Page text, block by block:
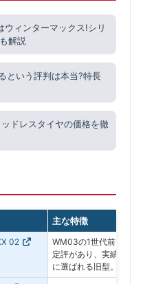
ウィンターマックス!シリ
解説
という評判は本当?特長
ドレスタイヤの価格を徹
主な特徴
02
WM03の1世代前。氷上
定評があり、実績ある
に選ばれる旧型。